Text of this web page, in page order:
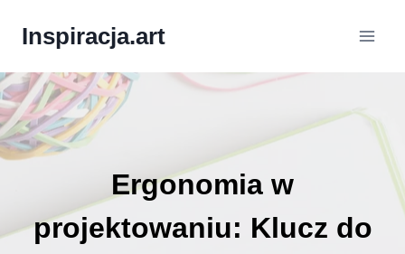
Inspiracja.art
Ergonomia w
projektowaniu: Klucz do